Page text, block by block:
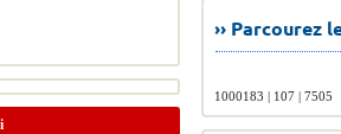
››
1000183 | 107 | 7505